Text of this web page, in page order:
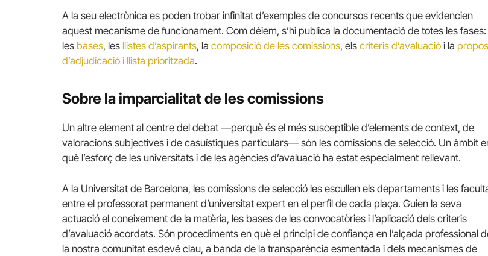
A la seu electrònica es poden trobar infinitat d’exemples de concursos recents que evidencien
aquest mecanisme de funcionament. Com dèiem, s’hi publica la documentació de totes les fases:
les bases, les llistes d’aspirants, la composició de les comissions, els criteris d’avaluació i la
d’adjudicació i llista prioritzada.
Sobre la imparcialitat de les comissions
Un altre element al centre del debat —perquè és el més susceptible d’elements de context, de
valoracions subjectives i de casuístiques particulars— són les comissions de selecció. Un àmbit
què l’esforç de les universitats i de les agències d’avaluació ha estat especialment rellevant.
A la Universitat de Barcelona, les comissions de selecció les escullen els departaments i les
entre el professorat permanent d’universitat expert en el perfil de cada plaça. Guien la seva
actuació el coneixement de la matèria, les bases de les convocatòries i l’aplicació dels criteris
d’avaluació acordats. Són procediments en què el principi de confiança en l’alçada professional
la nostra comunitat esdevé clau, a banda de la transparència esmentada i dels mecanismes de